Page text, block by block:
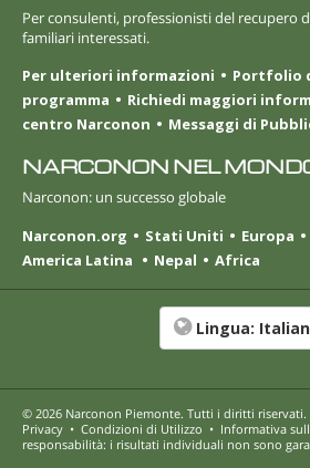
Per consulenti, professionisti del recupero
familiari interessati.
Per ulteriori informazioni
Portfolio
programma
Richiedi maggiori
centro Narconon
Messaggi di
NARCONON NEL
Narconon: un successo globale
Narconon.org
Stati Uniti Europa
America Latina
Nepal Africa
Lingua: Italian
© 2026 Narconon Piemonte. Tutti i diritti riservati.
Privacy • Condizioni di Utilizzo • Informativa
responsabilità: i risultati individuali non sono